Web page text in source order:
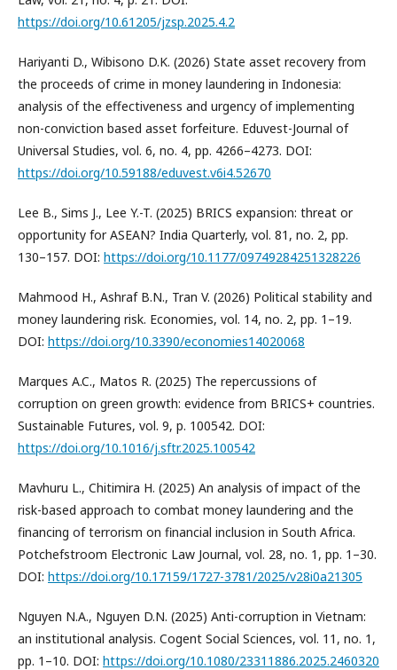
https://doi.org/10.61205/jzsp.2025.4.2
Hariyanti D., Wibisono D.K. (2026) State asset recovery from
the proceeds of crime in money laundering in Indonesia:
analysis of the effectiveness and urgency of implementing
non-conviction based asset forfeiture. Eduvest-Journal of
Universal Studies, vol. 6, no. 4, pp. 4266–4273. DOI:
https://doi.org/10.59188/eduvest.v6i4.52670
Lee B., Sims J., Lee Y.-T. (2025) BRICS expansion: threat or
opportunity for ASEAN? India Quarterly, vol. 81, no. 2, pp.
130–157. DOI: https://doi.org/10.1177/09749284251328226
Mahmood H., Ashraf B.N., Tran V. (2026) Political stability and
money laundering risk. Economies, vol. 14, no. 2, pp. 1–19.
DOI: https://doi.org/10.3390/economies14020068
Marques A.C., Matos R. (2025) The repercussions of
corruption on green growth: evidence from BRICS+ countries.
Sustainable Futures, vol. 9, p. 100542. DOI:
https://doi.org/10.1016/j.sftr.2025.100542
Mavhuru L., Chitimira H. (2025) An analysis of impact of the
risk-based approach to combat money laundering and the
financing of terrorism on financial inclusion in South Africa.
Potchefstroom Electronic Law Journal, vol. 28, no. 1, pp. 1–30.
DOI: https://doi.org/10.17159/1727-3781/2025/v28i0a21305
Nguyen N.A., Nguyen D.N. (2025) Anti-corruption in Vietnam:
an institutional analysis. Cogent Social Sciences, vol. 11, no. 1,
pp. 1–10. DOI: https://doi.org/10.1080/23311886.2025.2460320